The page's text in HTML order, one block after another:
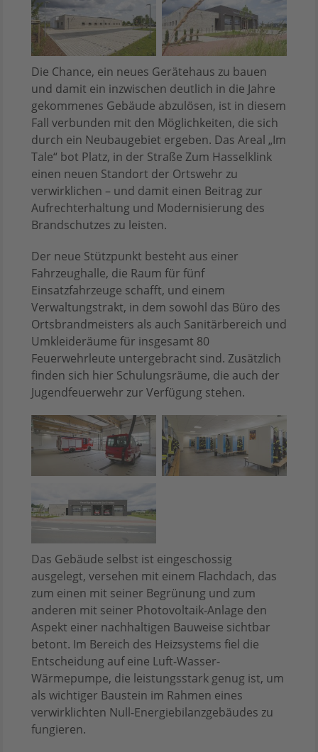
Die Chance, ein neues Gerätehaus zu bauen
und damit ein inzwischen deutlich in die Jahre
gekommenes Gebäude abzulösen, ist in diesem
Fall verbunden mit den Möglichkeiten, die sich
durch ein Neubaugebiet ergeben. Das Areal „Im
Tale“ bot Platz, in der Straße Zum Hasselklink
einen neuen Standort der Ortswehr zu
verwirklichen – und damit einen Beitrag zur
Aufrechterhaltung und Modernisierung des
Brandschutzes zu leisten.
Der neue Stützpunkt besteht aus einer
Fahrzeughalle, die Raum für fünf
Einsatzfahrzeuge schafft, und einem
Verwaltungstrakt, in dem sowohl das Büro des
Ortsbrandmeisters als auch Sanitärbereich und
Umkleideräume für insgesamt 80
Feuerwehrleute untergebracht sind. Zusätzlich
finden sich hier Schulungsräume, die auch der
Jugendfeuerwehr zur Verfügung stehen.
Das Gebäude selbst ist eingeschossig
ausgelegt, versehen mit einem Flachdach, das
zum einen mit seiner Begrünung und zum
anderen mit seiner Photovoltaik-Anlage den
Aspekt einer nachhaltigen Bauweise sichtbar
betont. Im Bereich des Heizsystems fiel die
Entscheidung auf eine Luft-Wasser-
Wärmepumpe, die leistungsstark genug ist, um
als wichtiger Baustein im Rahmen eines
verwirklichten Null-Energiebilanzgebäudes zu
fungieren.